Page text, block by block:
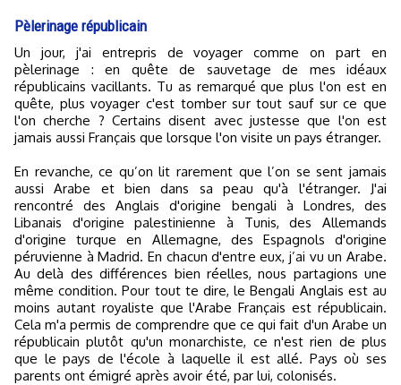
Pèlerinage républicain
Un jour, j'ai entrepris de voyager comme on part en
pèlerinage : en quête de sauvetage de mes idéaux
républicains vacillants. Tu as remarqué que plus l'on est en
quête, plus voyager c'est tomber sur tout sauf sur ce que
l'on cherche ? Certains disent avec justesse que l'on est
jamais aussi Français que lorsque l'on visite un pays étranger.
En revanche, ce qu’on lit rarement que l’on se sent jamais
aussi Arabe et bien dans sa peau qu'à l'étranger. J'ai
rencontré des Anglais d'origine bengali à Londres, des
Libanais d'origine palestinienne à Tunis, des Allemands
d'origine turque en Allemagne, des Espagnols d'origine
péruvienne à Madrid. En chacun d'entre eux, j’ai vu un Arabe.
Au delà des différences bien réelles, nous partagions une
même condition. Pour tout te dire, le Bengali Anglais est au
moins autant royaliste que l'Arabe Français est républicain.
Cela m'a permis de comprendre que ce qui fait d'un Arabe un
républicain plutôt qu'un monarchiste, ce n'est rien de plus
que le pays de l'école à laquelle il est allé. Pays où ses
parents ont émigré après avoir été, par lui, colonisés.